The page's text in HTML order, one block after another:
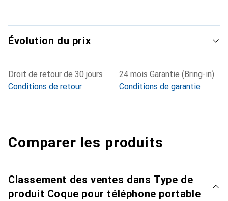
Évolution du prix
Droit de retour de 30 jours
Conditions de retour
24 mois Garantie (Bring-in)
Conditions de garantie
Comparer les produits
Classement des ventes dans Type de
produit Coque pour téléphone portable